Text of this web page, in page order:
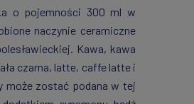
o pojemności 300 ml w
naczynie ceramiczne
Kawa, kawa
czarna, latte, caffe latte i
może zostać podana w tej